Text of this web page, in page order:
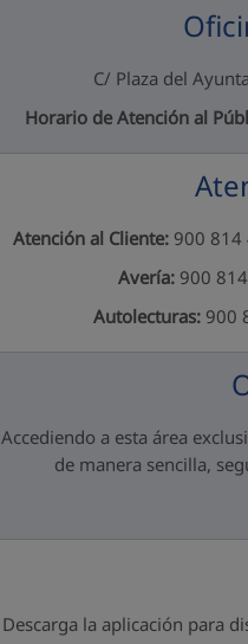
C/ Plaza del
Horario de Atención al
Atención al Cliente: 900 814
Avería: 900
Autolecturas:900
Accediendo a esta área
de manera sencilla,
Descarga la aplicación para